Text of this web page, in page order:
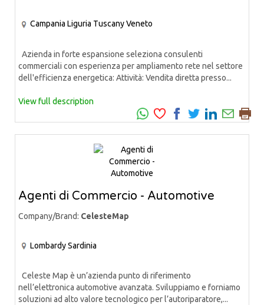
Campania Liguria TuscanyVeneto
Azienda in forte espansione seleziona consulenti
commerciali con esperienza per ampliamento rete nel settore
dell'efficienza energetica: Attività: Vendita diretta presso...
View full description
Agenti di Commercio - Automotive
Company/Brand: CelesteMap
LombardySardinia
Celeste Map è un’azienda punto di riferimento
nell’elettronica automotive avanzata. Sviluppiamo e forniamo
soluzioni ad alto valore tecnologico per l’autoriparatore,...